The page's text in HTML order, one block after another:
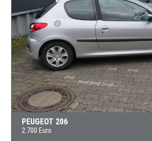
PEUGEOT 206
2.700 Euro